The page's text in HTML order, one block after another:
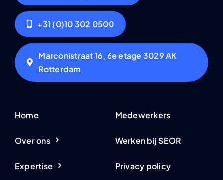
+31 (0)10 302 0500
Marconistraat 16, 6e etage 3029 AK
Rotterdam
Home
Over ons
Expertise
Medewerkers
Werken bij SEOR
Privacy policy